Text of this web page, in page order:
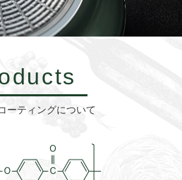
ーティングについて